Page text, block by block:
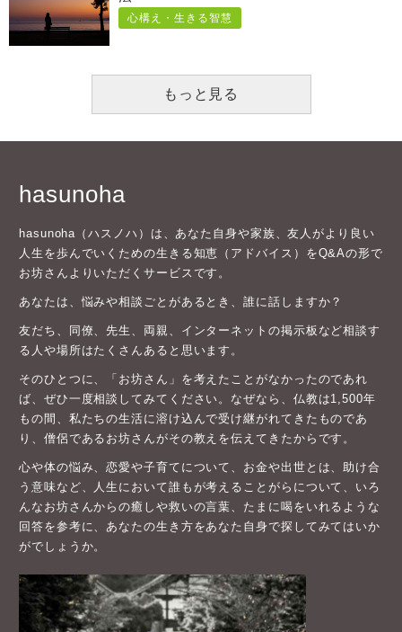
心構え・生きる智慧
もっと見る
hasunoha
hasunoha（ハスノハ）は、あなた自身や家族、友人がより良い
人生を歩んでいくための生きる知恵（アドバイス）をQ&Aの形で
お坊さんよりいただくサービスです。
あなたは、悩みや相談ごとがあるとき、誰に話しますか？
友だち、同僚、先生、両親、インターネットの掲示板など相談す
る人や場所はたくさんあると思います。
そのひとつに、「お坊さん」を考えたことがなかったのであれ
ば、ぜひ一度相談してみてください。なぜなら、仏教は1,500年
もの間、私たちの生活に溶け込んで受け継がれてきたものであ
り、僧侶であるお坊さんがその教えを伝えてきたからです。
心や体の悩み、恋愛や子育てについて、お金や出世とは、助け合
う意味など、人生において誰もが考えることがらについて、いろ
んなお坊さんからの癒しや救いの言葉、たまに喝をいれるような
回答を参考に、あなたの生き方をあなた自身で探してみてはいか
がでしょうか。